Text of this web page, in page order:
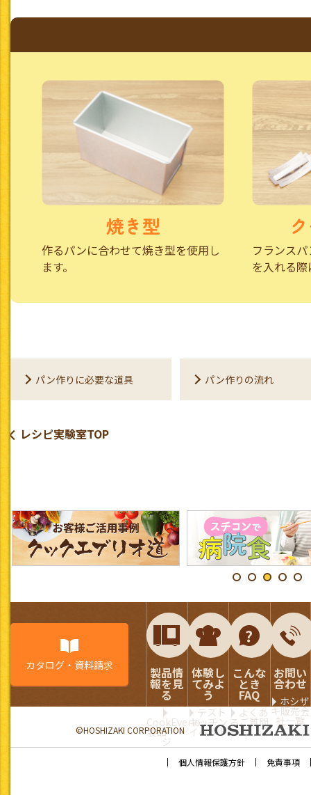
焼き型
作るパンに合わせて焼き型を使用し
ます。
フランス
を入れる
パン作りに必要な道具 パン作りの流れ
レシピ実験室TOP
カタログ・資料請求 製品情
報を見
る
CookEverio
製品ペー
ジ
体験し
てみよ
う
テスト
キッチン
イベント
こんな
とき
FAQ
よくあ
るご質問
お問い
合わせ
ホシザ
キ販売会
社一覧
©HOSHIZAKI CORPORATION
個人情報保護方針 免責事項